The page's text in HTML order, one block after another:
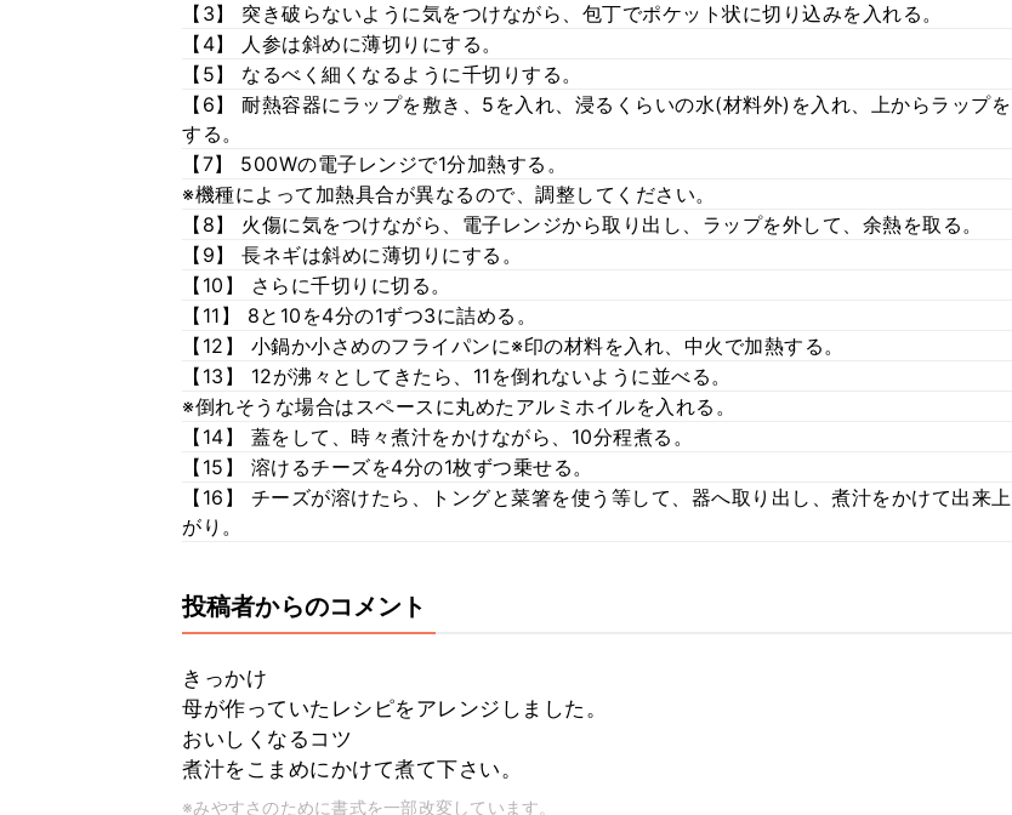
【3】 突き破らないように気をつけながら、包丁でポケット状に切り込みを入れる。
【4】 人参は斜めに薄切りにする。
【5】 なるべく細くなるように千切りする。
【6】 耐熱容器にラップを敷き、5を入れ、浸るくらいの水(材料外)を入れ、上からラップを
する。
【7】 500Wの電子レンジで1分加熱する。
※機種によって加熱具合が異なるので、調整してください。
【8】 火傷に気をつけながら、電子レンジから取り出し、ラップを外して、余熱を取る。
【9】 長ネギは斜めに薄切りにする。
【10】 さらに千切りに切る。
【11】 8と10を4分の1ずつ3に詰める。
【12】 小鍋か小さめのフライパンに※印の材料を入れ、中火で加熱する。
【13】 12が沸々としてきたら、11を倒れないように並べる。
※倒れそうな場合はスペースに丸めたアルミホイルを入れる。
【14】 蓋をして、時々煮汁をかけながら、10分程煮る。
【15】 溶けるチーズを4分の1枚ずつ乗せる。
【16】 チーズが溶けたら、トングと菜箸を使う等して、器へ取り出し、煮汁をかけて出来上
がり。
投稿者からのコメント
きっかけ
母が作っていたレシピをアレンジしました。
おいしくなるコツ
煮汁をこまめにかけて煮て下さい。
※みやすさのために書式を一部改変しています。